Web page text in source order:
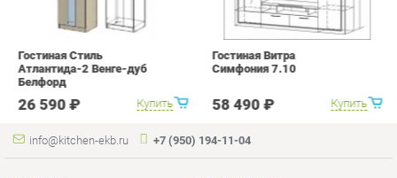
КАТАЛОГ
Коллекции
Кухонные гарнитуры
Шкафы для кухни
Столы для кухни
Стулья для кухни
ИНФОРМАЦИЯ
О проекте
Дизайн
Доставка и Оплата
Скидки и Акции